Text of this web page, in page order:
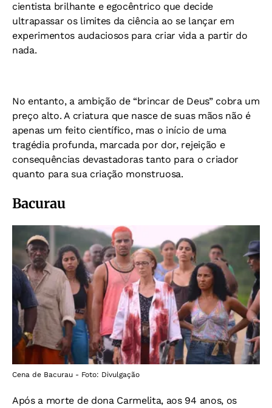
cientista brilhante e egocêntrico que decide
ultrapassar os limites da ciência ao se lançar em
experimentos audaciosos para criar vida a partir do
nada.
No entanto, a ambição de “brincar de Deus” cobra um
preço alto. A criatura que nasce de suas mãos não é
apenas um feito científico, mas o início de uma
tragédia profunda, marcada por dor, rejeição e
consequências devastadoras tanto para o criador
quanto para sua criação monstruosa.
Bacurau
Cena de Bacurau - Foto: Divulgação
Após a morte de dona Carmelita, aos 94 anos, os